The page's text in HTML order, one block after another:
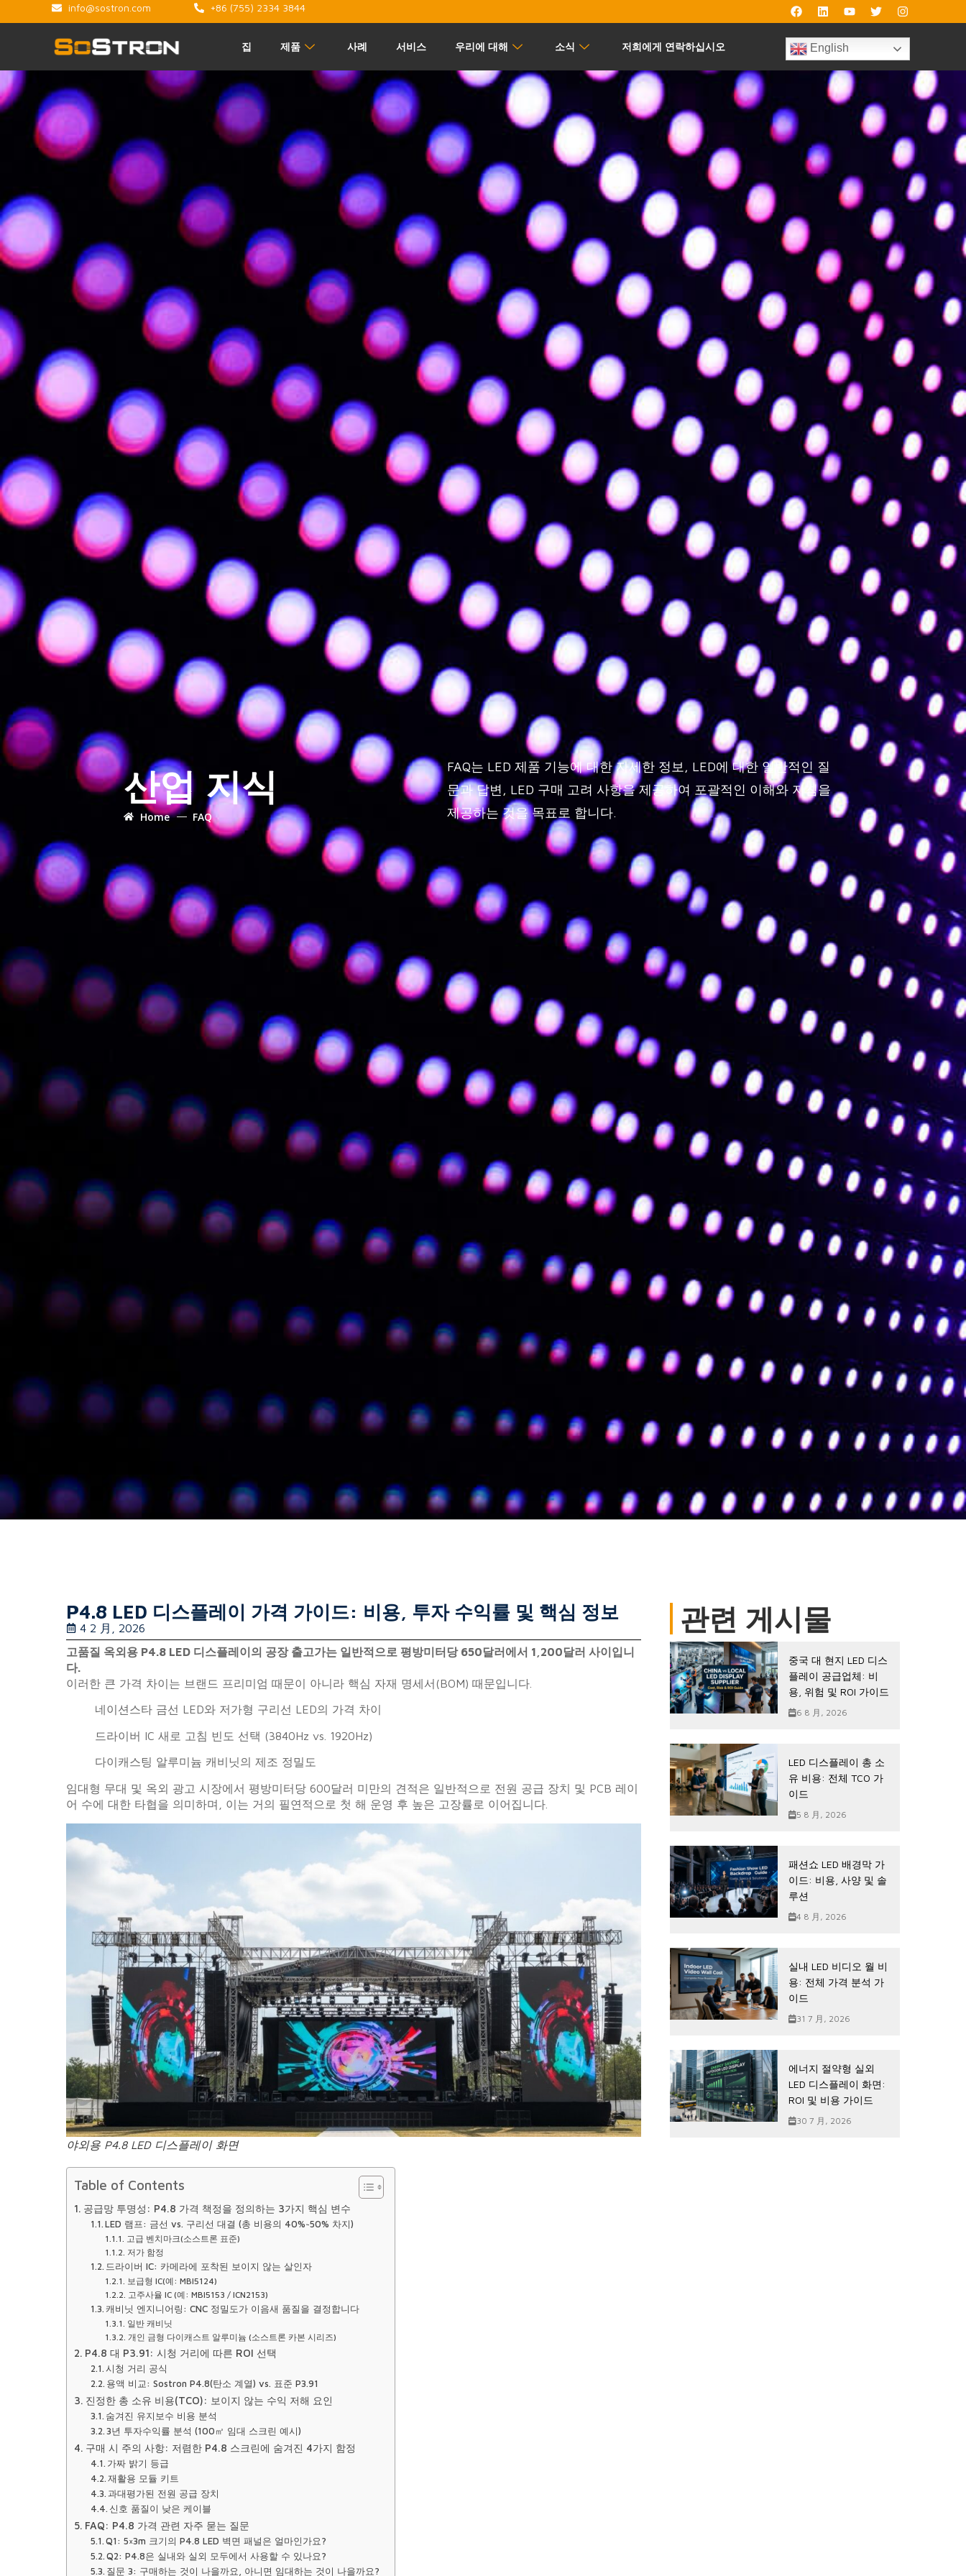
info@sostron.com +86 (755) 2334 3844
집 제품 사례 서비스 우리에 대해 소식 저희에게 연락하십시오 English
산업 지식
Home FAQ
FAQ는 LED 제품 기능에 대한 자세한 정보, LED에 대한 일반적인 질
문과 답변, LED 구매 고려 사항을 제공하여 포괄적인 이해와 지침을
제공하는 것을 목표로 합니다.
P4.8 LED 디스플레이 가격 가이드: 비용, 투자 수익률 및 핵심 정보
4 2 月, 2026
고품질 옥외용 P4.8 LED 디스플레이의 공장 출고가는 일반적으로 평방미터당 650달러에서 1,200달러 사이입니
다.
이러한 큰 가격 차이는 브랜드 프리미엄 때문이 아니라 핵심 자재 명세서(BOM) 때문입니다.
네이션스타 금선 LED와 저가형 구리선 LED의 가격 차이
드라이버 IC 새로 고침 빈도 선택 (3840Hz vs. 1920Hz)
다이캐스팅 알루미늄 캐비닛의 제조 정밀도
임대형 무대 및 옥외 광고 시장에서 평방미터당 600달러 미만의 견적은 일반적으로 전원 공급 장치 및 PCB 레이
어 수에 대한 타협을 의미하며, 이는 거의 필연적으로 첫 해 운영 후 높은 고장률로 이어집니다.
야외용 P4.8 LED 디스플레이 화면
Table of Contents
공급망 투명성: P4.8 가격 책정을 정의하는 3가지 핵심 변수
LED 램프: 금선 vs. 구리선 대결 (총 비용의 40%~50% 차지)
고급 벤치마크(소스트론 표준)
저가 함정
드라이버 IC: 카메라에 포착된 보이지 않는 살인자
보급형 IC(예: MBI5124)
고주사율 IC (예: MBI5153 / ICN2153)
캐비닛 엔지니어링: CNC 정밀도가 이음새 품질을 결정합니다
일반 캐비닛
개인 금형 다이캐스트 알루미늄 (소스트론 카본 시리즈)
P4.8 대 P3.91: 시청 거리에 따른 ROI 선택
시청 거리 공식
용액 비교: Sostron P4.8(탄소 계열) vs. 표준 P3.91
진정한 총 소유 비용(TCO): 보이지 않는 수익 저해 요인
숨겨진 유지보수 비용 분석
3년 투자수익률 분석 (100㎡ 임대 스크린 예시)
구매 시 주의 사항: 저렴한 P4.8 스크린에 숨겨진 4가지 함정
가짜 밝기 등급
재활용 모듈 키트
과대평가된 전원 공급 장치
신호 품질이 낮은 케이블
FAQ: P4.8 가격 관련 자주 묻는 질문
Q1: 5×3m 크기의 P4.8 LED 벽면 패널은 얼마인가요?
Q2: P4.8은 실내와 실외 모두에서 사용할 수 있나요?
질문 3: 구매하는 것이 나을까요, 아니면 임대하는 것이 나을까요?
관련 게시물
중국 대 현지 LED 디스
플레이 공급업체: 비
용, 위험 및 ROI 가이드
6 8 月, 2026
LED 디스플레이 총 소
유 비용: 전체 TCO 가
이드
5 8 月, 2026
패션쇼 LED 배경막 가
이드: 비용, 사양 및 솔
루션
4 8 月, 2026
실내 LED 비디오 월 비
용: 전체 가격 분석 가
이드
31 7 月, 2026
에너지 절약형 실외
LED 디스플레이 화면:
ROI 및 비용 가이드
30 7 月, 2026